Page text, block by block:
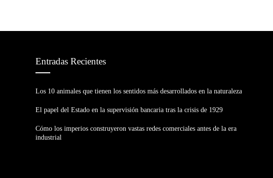
Entradas Recientes
Los 10 animales que tienen los sentidos más desarrollados en la naturaleza
El papel del Estado en la supervisión bancaria tras la crisis de 1929
Cómo los imperios construyeron vastas redes comerciales antes de la era
industrial